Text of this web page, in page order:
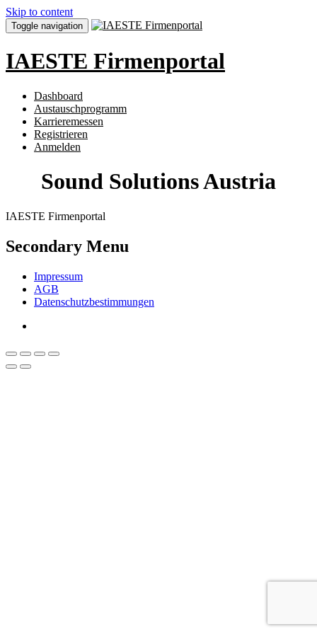
Skip to content
Toggle navigation
IAESTE Firmenportal
Dashboard
Austauschprogramm
Karrieremessen
Registrieren
Anmelden
Sound Solutions Austria
IAESTE Firmenportal
Secondary Menu
Impressum
AGB
Datenschutzbestimmungen